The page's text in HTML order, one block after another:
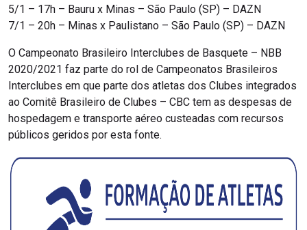
5/1 – 17h – Bauru x Minas – São Paulo (SP) – DAZN
7/1 – 20h – Minas x Paulistano – São Paulo (SP) – DAZN
O Campeonato Brasileiro Interclubes de Basquete – NBB
2020/2021 faz parte do rol de Campeonatos Brasileiros
Interclubes em que parte dos atletas dos Clubes integrados
ao Comitê Brasileiro de Clubes – CBC tem as despesas de
hospedagem e transporte aéreo custeadas com recursos
públicos geridos por esta fonte.